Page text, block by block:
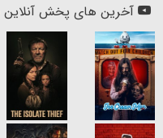
آخرین های پخش آنلاین